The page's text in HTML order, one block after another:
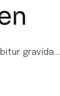
gravida...